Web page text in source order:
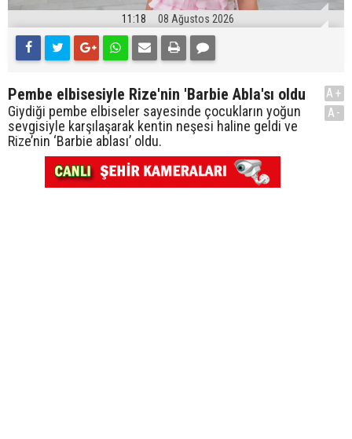
11:18 08 Ağustos 2026
Pembe elbisesiyle Rize'nin 'Barbie Abla'sı oldu
Giydiği pembe elbiseler sayesinde çocukların yoğun
sevgisiyle karşılaşarak kentin neşesi haline geldi ve
Rize’nin ‘Barbie ablası’ oldu.
A+
A-